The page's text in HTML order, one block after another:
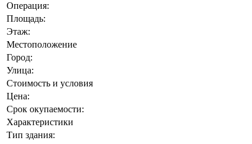
Операция:
Площадь:
Этаж:
Местоположение
Город:
Улица:
Стоимость и условия
Цена:
Срок окупаемости:
Характеристики
Тип здания: